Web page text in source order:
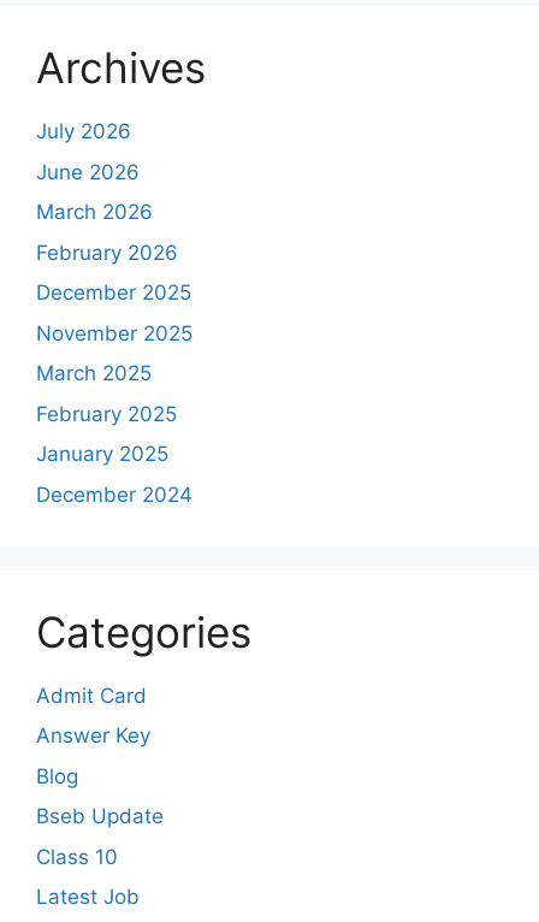
Archives
July 2026
June 2026
March 2026
February 2026
December 2025
November 2025
March 2025
February 2025
January 2025
December 2024
Categories
Admit Card
Answer Key
Blog
Bseb Update
Class 10
Latest Job